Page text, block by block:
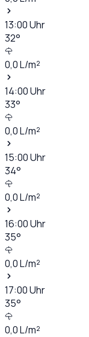
13:00Uhr
32°
0,0L/m²
14:00Uhr
33°
0,0L/m²
15:00Uhr
34°
0,0L/m²
16:00Uhr
35°
0,0L/m²
17:00Uhr
35°
0,0L/m²